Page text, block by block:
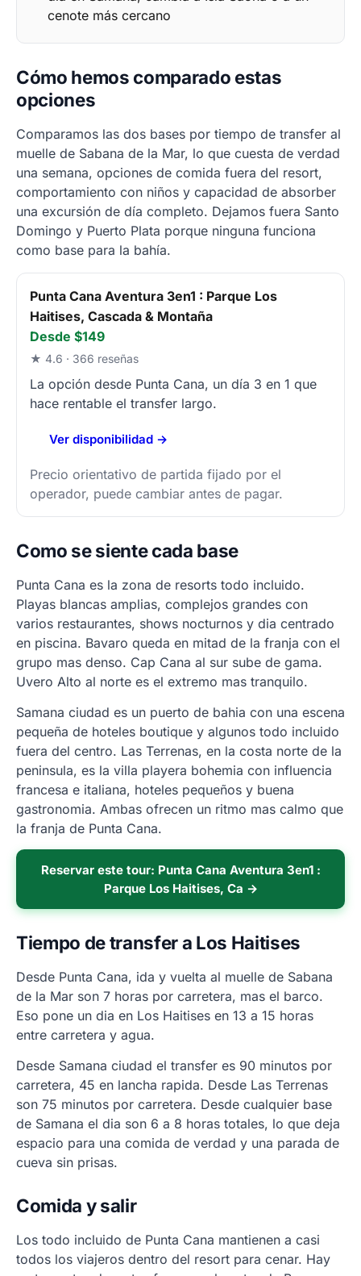
cenote más cercano
Cómo hemos comparado estas
opciones
Comparamos las dos bases por tiempo de transfer al
muelle de Sabana de la Mar, lo que cuesta de verdad
una semana, opciones de comida fuera del resort,
comportamiento con niños y capacidad de absorber
una excursión de día completo. Dejamos fuera Santo
Domingo y Puerto Plata porque ninguna funciona
como base para la bahía.
Punta Cana Aventura 3en1 : Parque Los
Haitises, Cascada & Montaña
Desde $149
★ 4.6 · 366 reseñas
La opción desde Punta Cana, un día 3 en 1 que
hace rentable el transfer largo.
Ver disponibilidad →
Precio orientativo de partida fijado por el
operador, puede cambiar antes de pagar.
Como se siente cada base
Punta Cana es la zona de resorts todo incluido.
Playas blancas amplias, complejos grandes con
varios restaurantes, shows nocturnos y dia centrado
en piscina. Bavaro queda en mitad de la franja con el
grupo mas denso. Cap Cana al sur sube de gama.
Uvero Alto al norte es el extremo mas tranquilo.
Samana ciudad es un puerto de bahia con una escena
pequeña de hoteles boutique y algunos todo incluido
fuera del centro. Las Terrenas, en la costa norte de la
peninsula, es la villa playera bohemia con influencia
francesa e italiana, hoteles pequeños y buena
gastronomia. Ambas ofrecen un ritmo mas calmo que
la franja de Punta Cana.
Reservar este tour: Punta Cana Aventura 3en1 :
Parque Los Haitises, Ca →
Tiempo de transfer a Los Haitises
Desde Punta Cana, ida y vuelta al muelle de Sabana
de la Mar son 7 horas por carretera, mas el barco.
Eso pone un dia en Los Haitises en 13 a 15 horas
entre carretera y agua.
Desde Samana ciudad el transfer es 90 minutos por
carretera, 45 en lancha rapida. Desde Las Terrenas
son 75 minutos por carretera. Desde cualquier base
de Samana el dia son 6 a 8 horas totales, lo que deja
espacio para una comida de verdad y una parada de
cueva sin prisas.
Comida y salir
Los todo incluido de Punta Cana mantienen a casi
todos los viajeros dentro del resort para cenar. Hay